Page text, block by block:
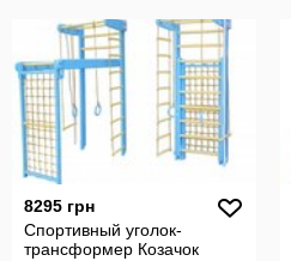
8295 грн
Спортивный уголок-
трансформер Козачок